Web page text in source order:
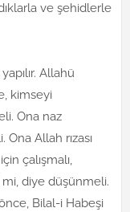
ve şehidlerle
Allahü
kimseyi
Ona naz
Allah rızası
çalışmalı,
mi, diye düşünmeli.
Bilal-i Habeşi